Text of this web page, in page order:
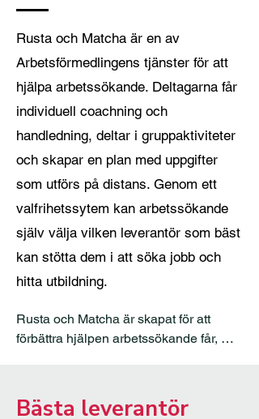
Rusta och Matcha är en av
Arbetsförmedlingens tjänster för att
hjälpa arbetssökande. Deltagarna får
individuell coachning och
handledning, deltar i gruppaktiviteter
och skapar en plan med uppgifter
som utförs på distans. Genom ett
valfrihetssytem kan arbetssökande
själv välja vilken leverantör som bäst
kan stötta dem i att söka jobb och
hitta utbildning.
Rusta och Matcha är skapat för att
förbättra hjälpen arbetssökande får,
goda resultat. I Rusta och Matcha 2,
Bästa leverantör